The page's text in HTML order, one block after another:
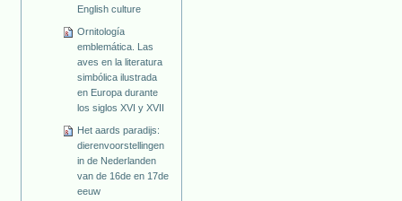
English culture
Ornitología
emblemática. Las
aves en la literatura
simbólica ilustrada
en Europa durante
los siglos XVI y XVII
Het aards paradijs:
dierenvoorstellingen
in de Nederlanden
van de 16de en 17de
eeuw